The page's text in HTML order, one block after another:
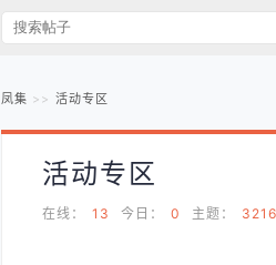
凤集 活动专区
活动专区
在线： 13 今日： 0 主题： 3216